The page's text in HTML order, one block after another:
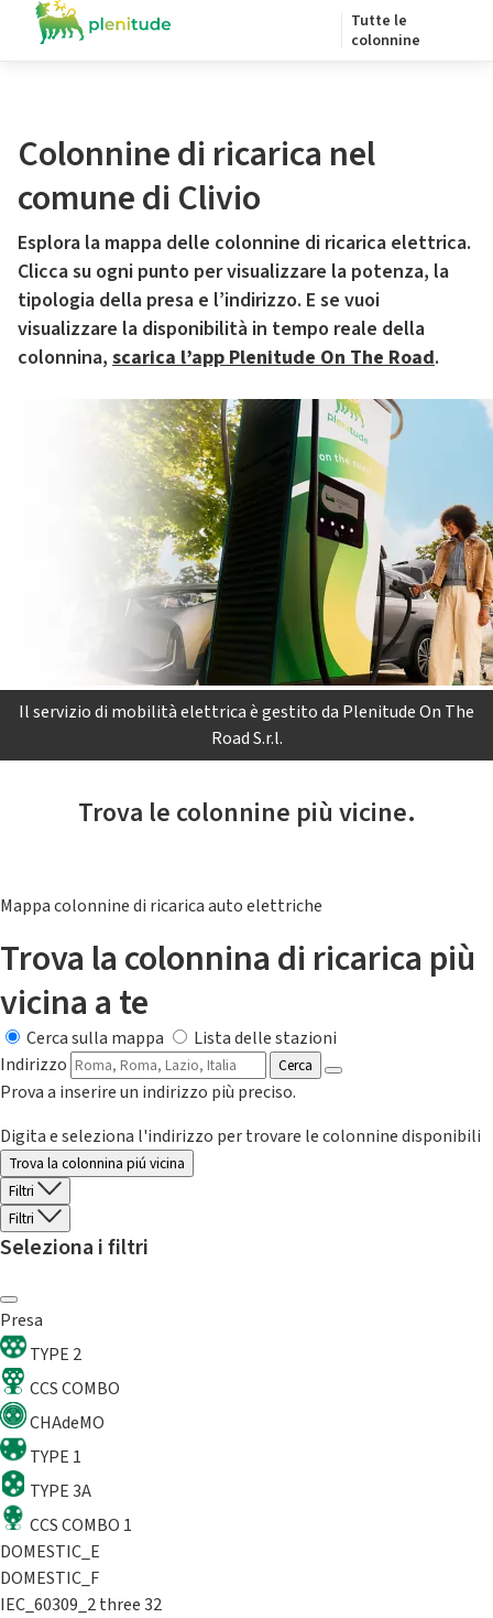
Tutte le
colonnine
Colonnine di ricarica nel
comune di Clivio
Esplora la mappa delle colonnine di ricarica elettrica.
Clicca su ogni punto per visualizzare la potenza, la
tipologia della presa e l’indirizzo. E se vuoi
visualizzare la disponibilità in tempo reale della
colonnina, scarica l’app Plenitude On The Road.
Il servizio di mobilità elettrica è gestito da Plenitude On The
Road S.r.l.
Trova le colonnine più vicine.
Mappa colonnine di ricarica auto elettriche
Trova la colonnina di ricarica più
vicina a te
Cerca sulla mappa
Lista delle stazioni
Indirizzo
Cerca
Prova a inserire un indirizzo più preciso.
Digita e seleziona l'indirizzo per trovare le colonnine disponibili
Trova la colonnina piú vicina
Filtri
Filtri
Seleziona i filtri
Presa
TYPE 2
CCS COMBO
CHAdeMO
TYPE 1
TYPE 3A
CCS COMBO 1
DOMESTIC_E
DOMESTIC_F
IEC_60309_2 three 32